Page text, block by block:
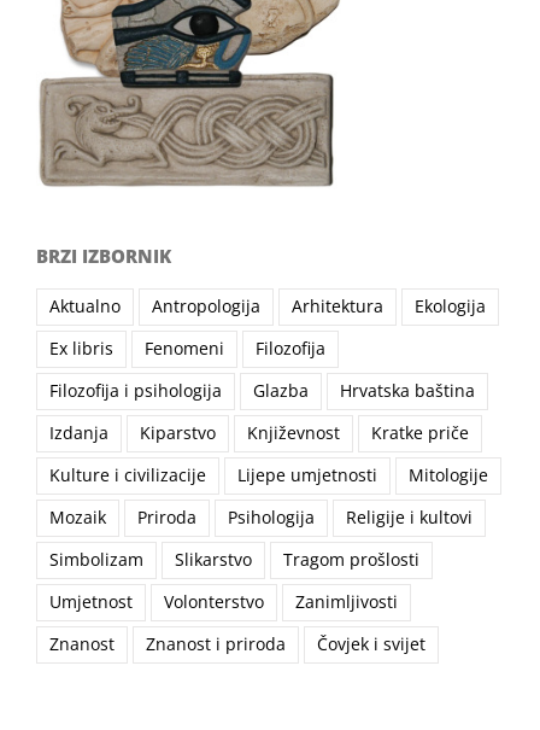
BRZI IZBORNIK
Aktualno Antropologija Arhitektura
Ekologija
Ex libris
Fenomeni
Filozofija
Filozofija i psihologija
Glazba
Hrvatska baština
Izdanja
Kiparstvo Književnost
Kratke priče
Kulture i civilizacije
Lijepe umjetnosti
Mitologije
Mozaik
Priroda Psihologija
Religije i kultovi
Simbolizam
Slikarstvo
Tragom prošlosti
Umjetnost
Volonterstvo
Zanimljivosti
Znanost
Znanost i priroda Čovjek i svijet